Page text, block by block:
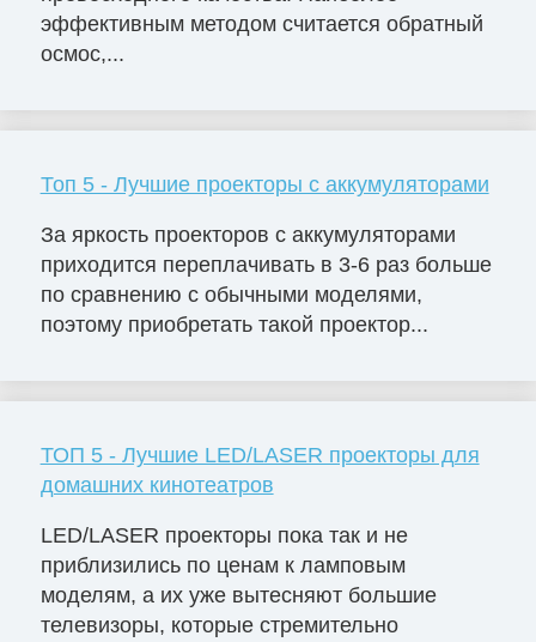
эффективным методом считается обратный
осмос,...
Топ 5 - Лучшие проекторы с аккумуляторами
За яркость проекторов с аккумуляторами
приходится переплачивать в 3-6 раз больше
по сравнению с обычными моделями,
поэтому приобретать такой проектор...
ТОП 5 - Лучшие LED/LASER проекторы для
домашних кинотеатров
LED/LASER проекторы пока так и не
приблизились по ценам к ламповым
моделям, а их уже вытесняют большие
телевизоры, которые стремительно